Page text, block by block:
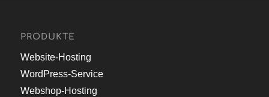
PRODUKTE
Website-Hosting
WordPress-Service
Webshop-Hosting